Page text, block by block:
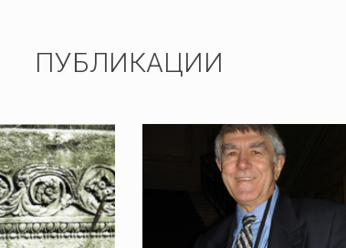
ПУБЛИКАЦИИ